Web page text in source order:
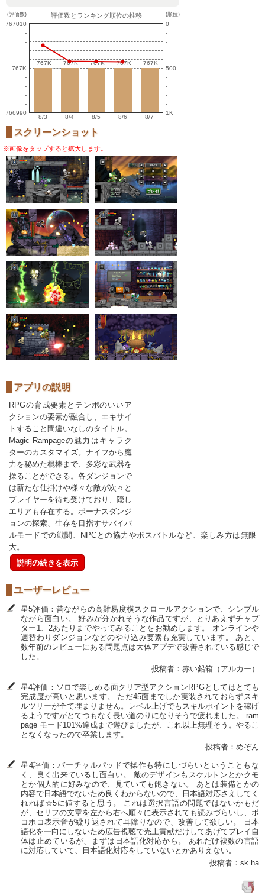
(評価数)
767010
-
-
-
-
767K
-
-
-
-
766990
評価数とランキング順位の推移
767K
767K 767K
767K 767K
767K 767K
767K 767K
767K
8/3 8/4 8/5 8/6 8/7
(順位)
0
-
-
-
-
500
-
-
-
-
1K
スクリーンショット
※画像をタップすると拡大します。
アプリの説明
RPGの育成要素とテンポのいいア
クションの要素が融合し、エキサイ
トすること間違いなしのタイトル。
Magic Rampageの魅力はキャラク
ターのカスタマイズ。ナイフから魔
力を秘めた棍棒まで、多彩な武器を
操ることができる。各ダンジョンで
は新たな仕掛けや様々な敵が次々と
プレイヤーを待ち受けており、隠し
エリアも存在する。ボーナスダンジ
ョンの探索、生存を目指すサバイバ
ルモードでの戦闘、NPCとの協力やボスバトルなど、楽しみ方は無限
大。
説明の続きを表示
ユーザーレビュー
星5評価：昔ながらの高難易度横スクロールアクションで、シンプル
ながら面白い。 好みが分かれそうな作品ですが、とりあえずチャプ
ター1、2あたりまでやってみることをお勧めします。 オンラインや
週替わりダンジョンなどのやり込み要素も充実しています。 あと、
数年前のレビューにある問題点は大体アプデで改善されている感じで
した。
投稿者：赤い鉛箱（アルカー）
星4評価：ソロで楽しめる面クリア型アクションRPGとしてはとても
完成度が高いと思います。 ただ45面までしか実装されておらずスキ
ルツリーが全て埋まりません。レベル上げでもスキルポイントを稼げ
るようですがとてつもなく長い道のりになりそうで疲れました。 ram
page モード101%達成まで遊びましたが、これ以上無理そう。やるこ
となくなったので卒業します。
投稿者：めぞん
星4評価：バーチャルパッドで操作も特にしづらいということもな
く、良く出来ているし面白い。 敵のデザインもスケルトンとかクモ
とか個人的に好みなので、見ていても飽きない。 あとは装備とかの
内容で日本語でないため良くわからないので、日本語対応さえしてく
れれば☆5に値すると思う。 これは選択言語の問題ではないかもだ
が、セリフの文章を左から右へ順々に表示されても読みづらいし、ポ
コポコ表示音が繰り返されて耳障りなので、改善して欲しい。 日本
語化を一向にしないため広告視聴で売上貢献だけしてあげてプレイ自
体は止めているが、まずは日本語化対応から。 あれだけ複数の言語
に対応していて、日本語化対応をしていないとかありえない。
投稿者：sk ha